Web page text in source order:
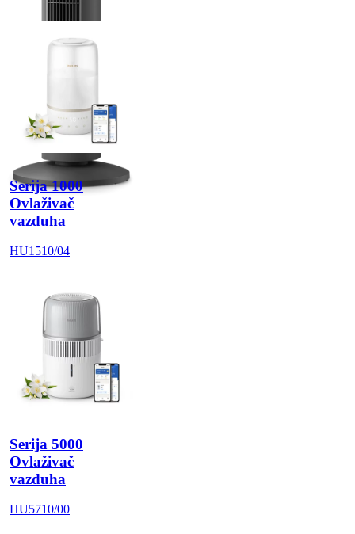
Serija 1000
Ovlaživač
vazduha
HU1510/04
Serija 5000
Ovlaživač
vazduha
HU5710/00